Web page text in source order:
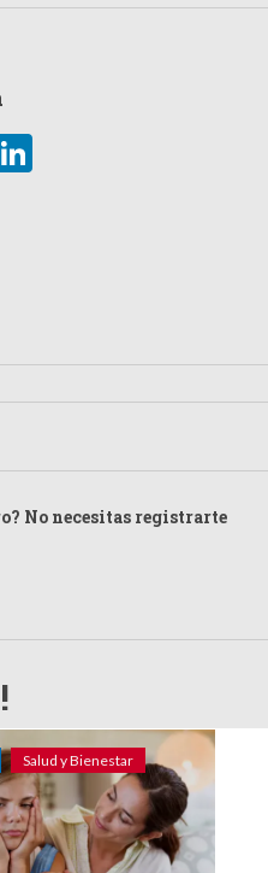
No necesitas registrarte
Salud y Bienestar